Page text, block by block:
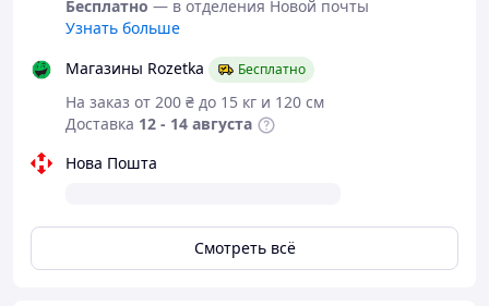
Бесплатно — в отделения Новой почты
Узнать больше
Магазины Rozetka
Бесплатно
На заказ от 200 ₴ до 15 кг и 120 см
Доставка 12 - 14 августа
Нова Пошта
Смотреть всё